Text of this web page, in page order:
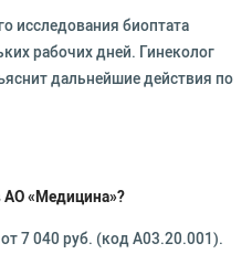
исследования биоптата
рабочих дней. Гинеколог
дальнейшие действия по
АО «Медицина»?
7 040 руб. (код А03.20.001).